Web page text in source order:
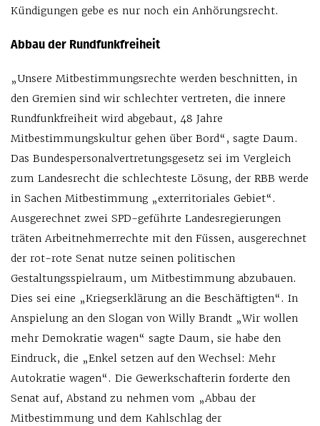
Kündigungen gebe es nur noch ein Anhörungsrecht.
Abbau der Rundfunkfreiheit
„Unsere Mitbestimmungsrechte werden beschnitten, in
den Gremien sind wir schlechter vertreten, die innere
Rundfunkfreiheit wird abgebaut, 48 Jahre
Mitbestimmungskultur gehen über Bord“, sagte Daum.
Das Bundespersonalvertretungsgesetz sei im Vergleich
zum Landesrecht die schlechteste Lösung, der RBB werde
in Sachen Mitbestimmung „exterritoriales Gebiet“.
Ausgerechnet zwei SPD-geführte Landesregierungen
träten Arbeitnehmerrechte mit den Füssen, ausgerechnet
der rot-rote Senat nutze seinen politischen
Gestaltungsspielraum, um Mitbestimmung abzubauen.
Dies sei eine „Kriegserklärung an die Beschäftigten“. In
Anspielung an den Slogan von Willy Brandt „Wir wollen
mehr Demokratie wagen“ sagte Daum, sie habe den
Eindruck, die „Enkel setzen auf den Wechsel: Mehr
Autokratie wagen“. Die Gewerkschafterin forderte den
Senat auf, Abstand zu nehmen vom „Abbau der
Mitbestimmung und dem Kahlschlag der